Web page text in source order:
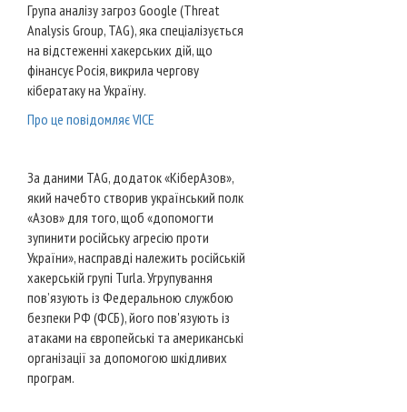
Група аналізу загроз Google (Threat
Analysis Group, TAG), яка спеціалізується
на відстеженні хакерських дій, що
фінансує Росія, викрила чергову
кібератаку на Україну.
Про це повідомляє VICE
За даними TAG, додаток «КіберАзов»,
який начебто створив український полк
«Азов» для того, щоб «допомогти
зупинити російську агресію проти
України», насправді належить російській
хакерській групі Turla. Угрупування
пов’язують із Федеральною службою
безпеки РФ (ФСБ), його пов'язують із
атаками на європейські та американські
організації за допомогою шкідливих
програм.